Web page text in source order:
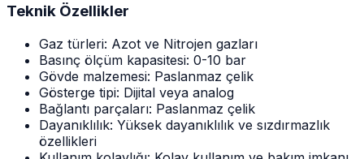
Teknik Özellikler
Gaz türleri: Azot ve Nitrojen gazları
Basınç ölçüm kapasitesi: 0-10 bar
Gövde malzemesi: Paslanmaz çelik
Gösterge tipi: Dijital veya analog
Bağlantı parçaları: Paslanmaz çelik
Dayanıklılık: Yüksek dayanıklılık ve sızdırmazlık
özellikleri